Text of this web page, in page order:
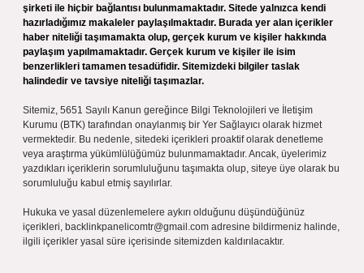
şirketi ile hiçbir bağlantısı bulunmamaktadır. Sitede yalnızca kendi
hazırladığımız makaleler paylaşılmaktadır. Burada yer alan içerikler
haber niteliği taşımamakta olup, gerçek kurum ve kişiler hakkında
paylaşım yapılmamaktadır. Gerçek kurum ve kişiler ile isim
benzerlikleri tamamen tesadüfidir. Sitemizdeki bilgiler taslak
halindedir ve tavsiye niteliği taşımazlar.
Sitemiz, 5651 Sayılı Kanun gereğince Bilgi Teknolojileri ve İletişim
Kurumu (BTK) tarafından onaylanmış bir Yer Sağlayıcı olarak hizmet
vermektedir. Bu nedenle, sitedeki içerikleri proaktif olarak denetleme
veya araştırma yükümlülüğümüz bulunmamaktadır. Ancak, üyelerimiz
yazdıkları içeriklerin sorumluluğunu taşımakta olup, siteye üye olarak bu
sorumluluğu kabul etmiş sayılırlar.
Hukuka ve yasal düzenlemelere aykırı olduğunu düşündüğünüz
içerikleri, backlinkpanelicomtr@gmail.com adresine bildirmeniz halinde,
ilgili içerikler yasal süre içerisinde sitemizden kaldırılacaktır.